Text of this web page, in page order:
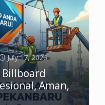
July 17, 2026
Billboard
Aman,